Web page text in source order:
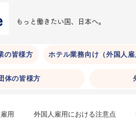
​もっと働きたい国、日本へ。
の皆様方 ホテル業務向け（外国人雇
体の皆様方
用 外国人雇用における注意点